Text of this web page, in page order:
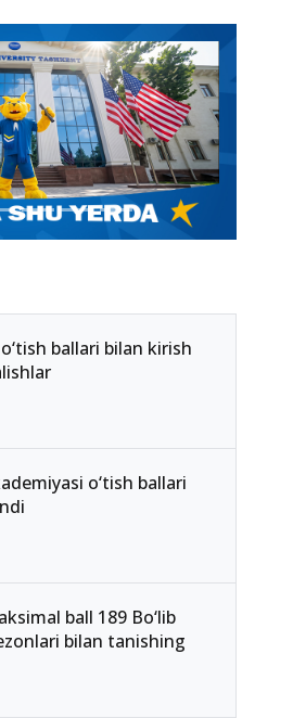
ballari bilan kirish
o‘tish ballari
ball 189 Bo‘lib
bilan tanishing